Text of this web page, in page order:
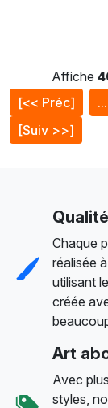
Affiche
[<< Préc]
...
[Suiv >>]
Chaque
réalisée
utilisant
créée
Art
Avec
styles,